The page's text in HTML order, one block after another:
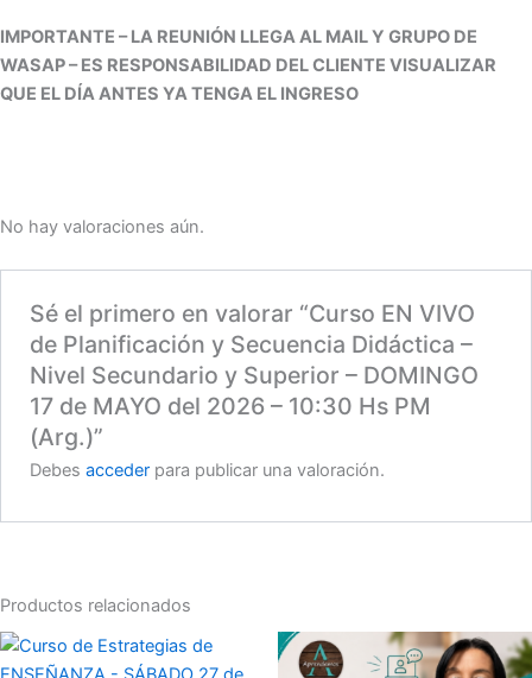
IMPORTANTE – LA REUNIÓN LLEGA AL MAIL Y GRUPO DE
WASAP – ES RESPONSABILIDAD DEL CLIENTE VISUALIZAR
QUE EL DÍA ANTES YA TENGA EL INGRESO
No hay valoraciones aún.
Sé el primero en valorar “Curso EN VIVO
de Planificación y Secuencia Didáctica –
Nivel Secundario y Superior – DOMINGO
17 de MAYO del 2026 – 10:30 Hs PM
(Arg.)”
Debesacceder para publicar una valoración.
Productos relacionados